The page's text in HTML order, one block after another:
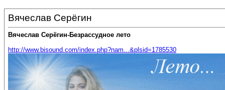
Вячеслав Серёгин
Вячеслав Серёгин-Безрассудное лето
http://www.bisound.com/index.php?nam...&plsid=1785530